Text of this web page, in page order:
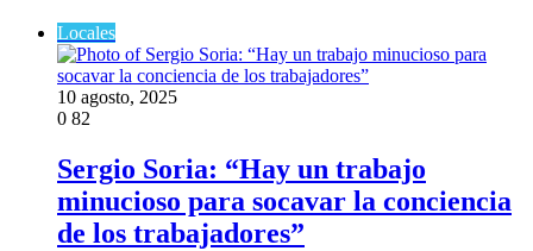
Locales
10 agosto, 2025
0 82
Sergio Soria: “Hay un trabajo
minucioso para socavar la conciencia
de los trabajadores”